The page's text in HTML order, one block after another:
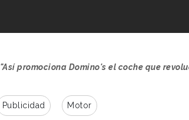
"Así promociona Domino's el coche que
Publicidad Motor